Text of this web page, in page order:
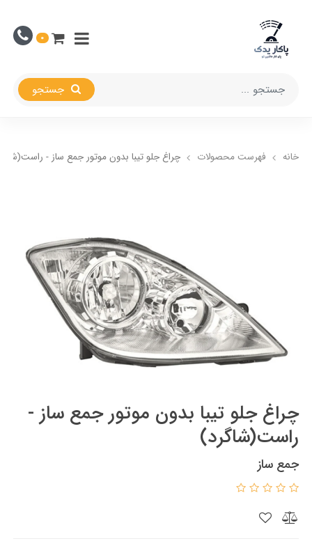
0
خانه فهرست محصولات چراغ جلو تیبا بدون موتور جمع ساز -
چراغ جلو تیبا بدون موتور جمع ساز -
راست(شاگرد)
جمع ساز